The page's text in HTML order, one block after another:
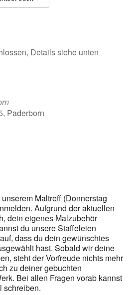
Details siehe unten
Paderborn
Maltreff (Donnerstag
Aufgrund der aktuellen
dein eigenes Malzubehör
du unsere Staffeleien
dass du dein gewünschtes
hast. Sobald wir deine
steht der Vorfreude nichts mehr
zu deiner gebuchten
Bei allen Fragen vorab kannst
schreiben.